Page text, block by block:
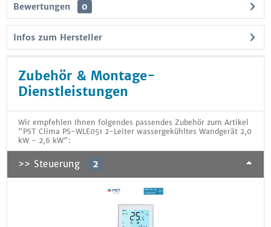
Bewertungen 0
Infos zum Hersteller
Zubehör & Montage-
Dienstleistungen
Wir empfehlen Ihnen folgendes passendes Zubehör zum Artikel
"PST Clima PS-WLE051 2-Leiter wassergekühltes Wandgerät 2,0
kW - 2,6 kW":
>> Steuerung 2